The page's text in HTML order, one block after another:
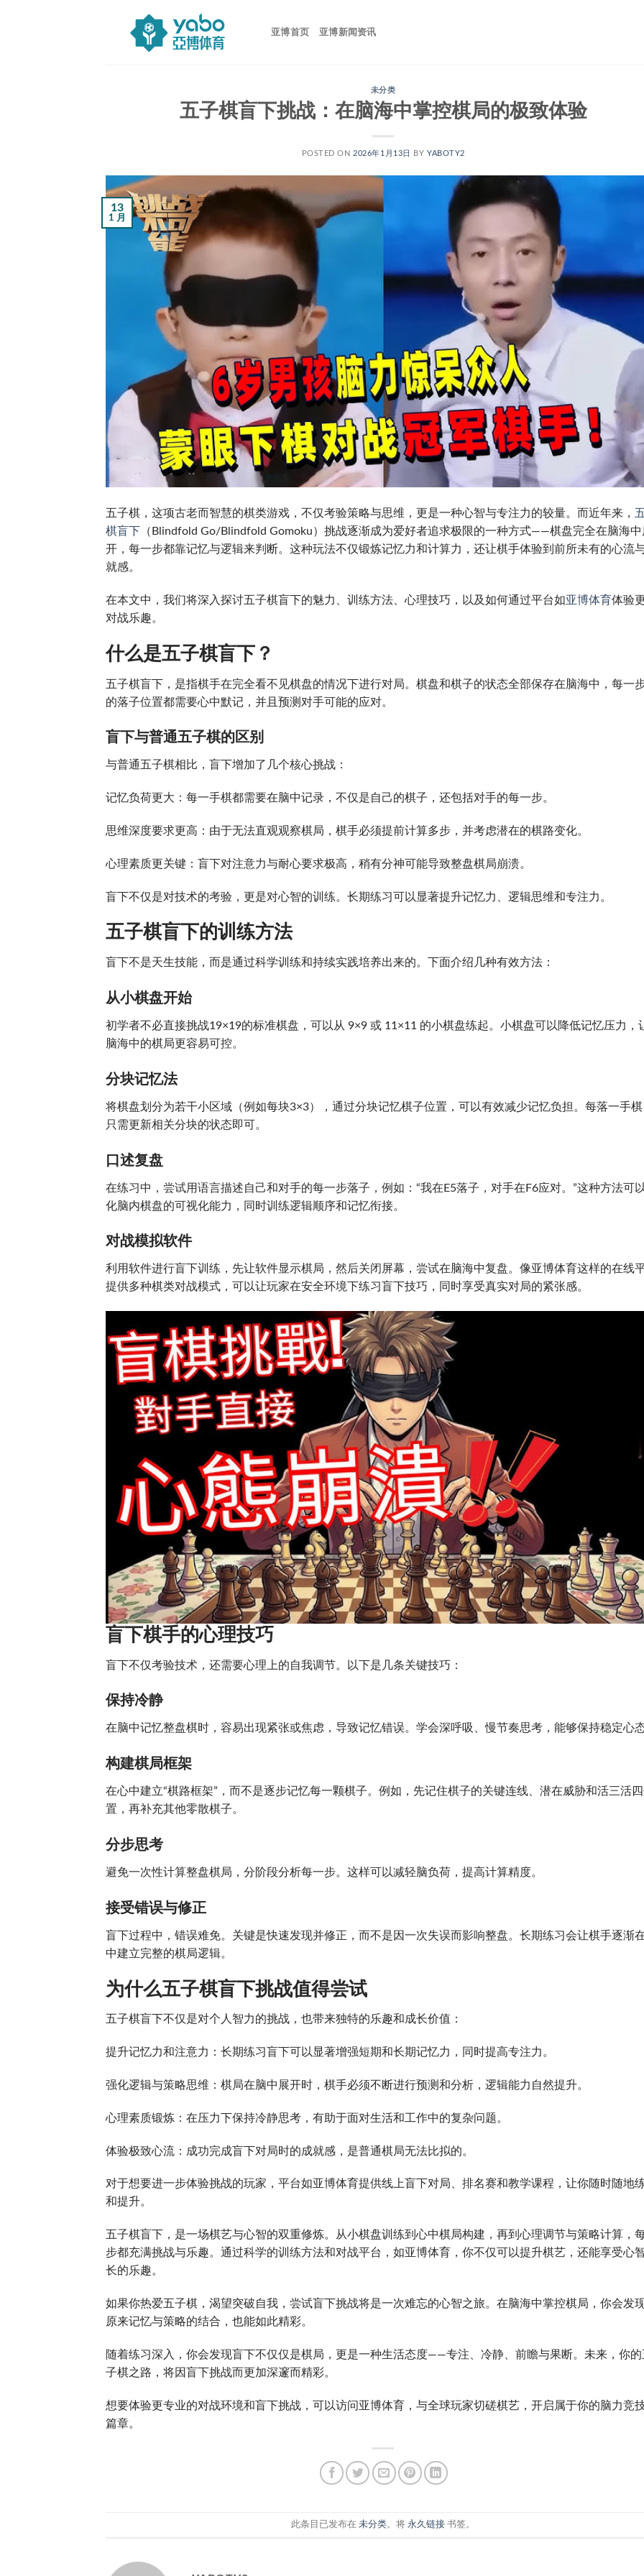
亚博首页 亚博新闻资讯
未分类
五子棋盲下挑战：在脑海中掌控棋局的极致体验
POSTED ON 2026年1月13日 BYYABOTY2
13
1 月
五子棋，这项古老而智慧的棋类游戏，不仅考验策略与思维，更是一种心智与专注力的较量。而近年来，
棋盲下
（Blindfold Go/Blindfold Gomoku）挑战逐渐成为爱好者追求极限的一种方式——棋盘完全在脑海中
开，每一步都靠记忆与逻辑来判断。这种玩法不仅锻炼记忆力和计算力，还让棋手体验到前所未有的心流
就感。
在本文中，我们将深入探讨五子棋盲下的魅力、训练方法、心理技巧，以及如何通过平台如亚博体育体验
对战乐趣。
什么是五子棋盲下？
五子棋盲下，是指棋手在完全看不见棋盘的情况下进行对局。棋盘和棋子的状态全部保存在脑海中，每一
的落子位置都需要心中默记，并且预测对手可能的应对。
盲下与普通五子棋的区别
与普通五子棋相比，盲下增加了几个核心挑战：
记忆负荷更大：每一手棋都需要在脑中记录，不仅是自己的棋子，还包括对手的每一步。
思维深度要求更高：由于无法直观观察棋局，棋手必须提前计算多步，并考虑潜在的棋路变化。
心理素质更关键：盲下对注意力与耐心要求极高，稍有分神可能导致整盘棋局崩溃。
盲下不仅是对技术的考验，更是对心智的训练。长期练习可以显著提升记忆力、逻辑思维和专注力。
五子棋盲下的训练方法
盲下不是天生技能，而是通过科学训练和持续实践培养出来的。下面介绍几种有效方法：
从小棋盘开始
初学者不必直接挑战19×19的标准棋盘，可以从 9×9 或 11×11 的小棋盘练起。小棋盘可以降低记忆压力，
脑海中的棋局更容易可控。
分块记忆法
将棋盘划分为若干小区域（例如每块3×3），通过分块记忆棋子位置，可以有效减少记忆负担。每落一手
只需更新相关分块的状态即可。
口述复盘
在练习中，尝试用语言描述自己和对手的每一步落子，例如：“我在E5落子，对手在F6应对。”这种方法可
化脑内棋盘的可视化能力，同时训练逻辑顺序和记忆衔接。
对战模拟软件
利用软件进行盲下训练，先让软件显示棋局，然后关闭屏幕，尝试在脑海中复盘。像亚博体育这样的在线
提供多种棋类对战模式，可以让玩家在安全环境下练习盲下技巧，同时享受真实对局的紧张感。
盲下棋手的心理技巧
盲下不仅考验技术，还需要心理上的自我调节。以下是几条关键技巧：
保持冷静
在脑中记忆整盘棋时，容易出现紧张或焦虑，导致记忆错误。学会深呼吸、慢节奏思考，能够保持稳定心
构建棋局框架
在心中建立“棋路框架”，而不是逐步记忆每一颗棋子。例如，先记住棋子的关键连线、潜在威胁和活三活
置，再补充其他零散棋子。
分步思考
避免一次性计算整盘棋局，分阶段分析每一步。这样可以减轻脑负荷，提高计算精度。
接受错误与修正
盲下过程中，错误难免。关键是快速发现并修正，而不是因一次失误而影响整盘。长期练习会让棋手逐渐
中建立完整的棋局逻辑。
为什么五子棋盲下挑战值得尝试
五子棋盲下不仅是对个人智力的挑战，也带来独特的乐趣和成长价值：
提升记忆力和注意力：长期练习盲下可以显著增强短期和长期记忆力，同时提高专注力。
强化逻辑与策略思维：棋局在脑中展开时，棋手必须不断进行预测和分析，逻辑能力自然提升。
心理素质锻炼：在压力下保持冷静思考，有助于面对生活和工作中的复杂问题。
体验极致心流：成功完成盲下对局时的成就感，是普通棋局无法比拟的。
对于想要进一步体验挑战的玩家，平台如亚博体育提供线上盲下对局、排名赛和教学课程，让你随时随地
和提升。
五子棋盲下，是一场棋艺与心智的双重修炼。从小棋盘训练到心中棋局构建，再到心理调节与策略计算，
步都充满挑战与乐趣。通过科学的训练方法和对战平台，如亚博体育，你不仅可以提升棋艺，还能享受心
长的乐趣。
如果你热爱五子棋，渴望突破自我，尝试盲下挑战将是一次难忘的心智之旅。在脑海中掌控棋局，你会发
原来记忆与策略的结合，也能如此精彩。
随着练习深入，你会发现盲下不仅仅是棋局，更是一种生活态度——专注、冷静、前瞻与果断。未来，你的
子棋之路，将因盲下挑战而更加深邃而精彩。
想要体验更专业的对战环境和盲下挑战，可以访问亚博体育，与全球玩家切磋棋艺，开启属于你的脑力竞
篇章。
此条目已发布在未分类。将永久链接 书签。